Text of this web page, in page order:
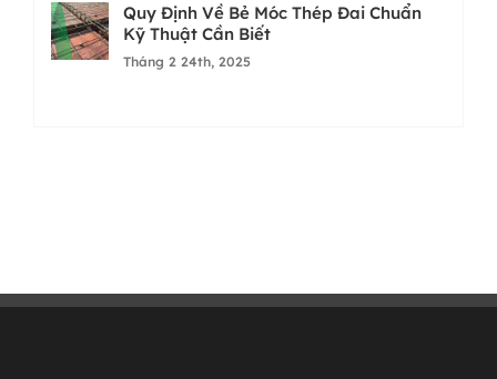
Quy Định Về Bẻ Móc Thép Đai Chuẩn
Kỹ Thuật Cần Biết
Tháng 2 24th, 2025